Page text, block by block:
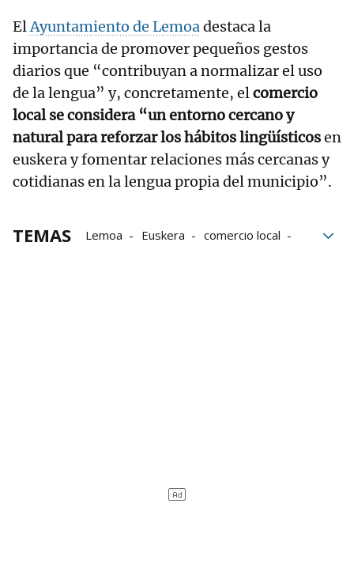
ElAyuntamiento de Lemoadestaca la
importancia de promover pequeños gestos
diarios que “contribuyan a normalizar el uso
de la lengua” y, concretamente, elcomercio
local se considera “un entorno cercano y
natural para reforzar los hábitos lingüísticosen
euskera y fomentar relaciones más cercanas y
cotidianas en la lengua propia del municipio”.
TEMAS Lemoa Euskera
comercio local